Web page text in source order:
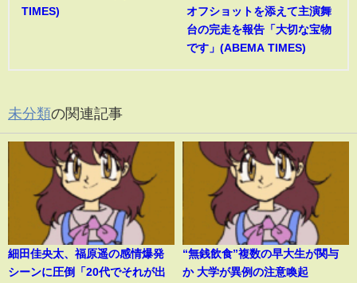
TIMES)
オフショットを添えて主演舞
台の完走を報告「大切な宝物
です」(ABEMA TIMES)
未分類の関連記事
細田佳央太、福原遥の感情爆発
シーンに圧倒「20代でそれが出
“無銭飲食”複数の早大生が関与
か 大学が異例の注意喚起